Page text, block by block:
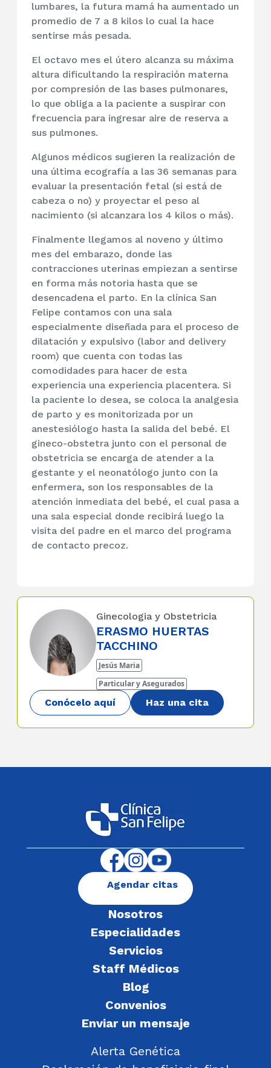
lumbares, la futura mamá ha aumentado un
promedio de 7 a 8 kilos lo cual la hace
sentirse más pesada.
El octavo mes el útero alcanza su máxima
altura dificultando la respiración materna
por compresión de las bases pulmonares,
lo que obliga a la paciente a suspirar con
frecuencia para ingresar aire de reserva a
sus pulmones.
Algunos médicos sugieren la realización de
una última ecografía a las 36 semanas para
evaluar la presentación fetal (si está de
cabeza o no) y proyectar el peso al
nacimiento (si alcanzara los 4 kilos o más).
Finalmente llegamos al noveno y último
mes del embarazo, donde las
contracciones uterinas empiezan a sentirse
en forma más notoria hasta que se
desencadena el parto. En la clínica San
Felipe contamos con una sala
especialmente diseñada para el proceso de
dilatación y expulsivo (labor and delivery
room) que cuenta con todas las
comodidades para hacer de esta
experiencia una experiencia placentera. Si
la paciente lo desea, se coloca la analgesia
de parto y es monitorizada por un
anestesiólogo hasta la salida del bebé. El
gineco-obstetra junto con el personal de
obstetricia se encarga de atender a la
gestante y el neonatólogo junto con la
enfermera, son los responsables de la
atención inmediata del bebé, el cual pasa a
una sala especial donde recibirá luego la
visita del padre en el marco del programa
de contacto precoz.
Ginecologia y Obstetricia
ERASMO HUERTAS
TACCHINO
Jesús Maria
Particular y Asegurados
Conócelo aquí Haz una cita
Nosotros
Especialidades
Servicios
Staff Médicos
Blog
Convenios
Enviar un mensaje
Alerta Genética
Agendar citas